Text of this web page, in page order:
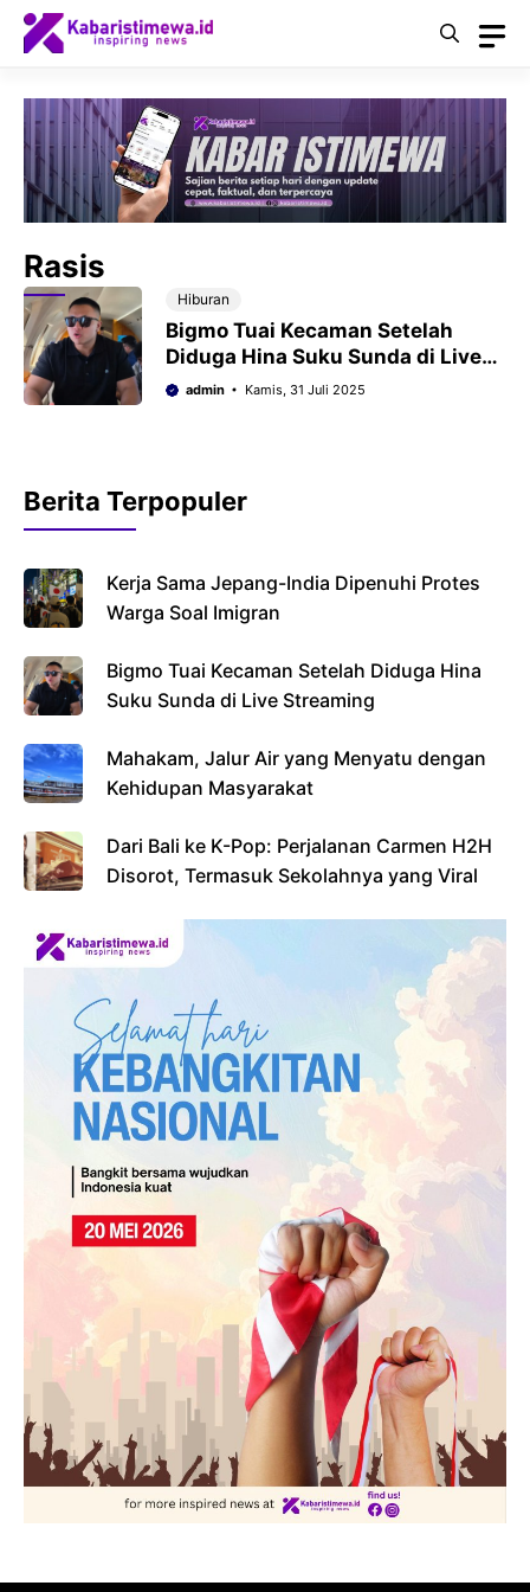
Langsung
Rasis
Hiburan
Bigmo Tuai Kecaman Setelah
Diduga Hina Suku Sunda di Live
Streaming
admin Kamis, 31 Juli 2025
Berita Terpopuler
Kerja Sama Jepang-India Dipenuhi Protes
Warga Soal Imigran
Bigmo Tuai Kecaman Setelah Diduga Hina
Suku Sunda di Live Streaming
Mahakam, Jalur Air yang Menyatu dengan
Kehidupan Masyarakat
Dari Bali ke K-Pop: Perjalanan Carmen H2H
Disorot, Termasuk Sekolahnya yang Viral